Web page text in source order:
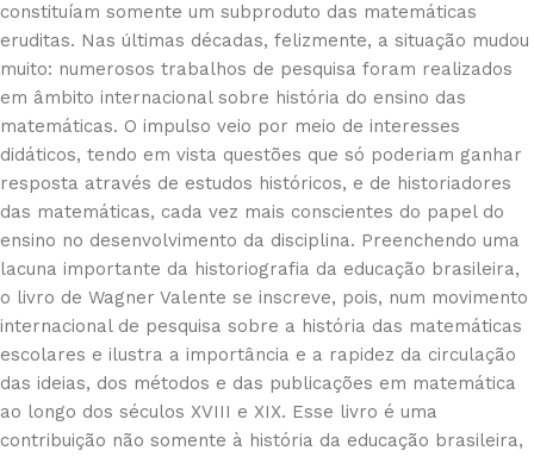
constituíam somente um subproduto das matemáticas
eruditas. Nas últimas décadas, felizmente, a situação mudou
muito: numerosos trabalhos de pesquisa foram realizados
em âmbito internacional sobre história do ensino das
matemáticas. O impulso veio por meio de interesses
didáticos, tendo em vista questões que só poderiam ganhar
resposta através de estudos históricos, e de historiadores
das matemáticas, cada vez mais conscientes do papel do
ensino no desenvolvimento da disciplina. Preenchendo uma
lacuna importante da historiografia da educação brasileira,
o livro de Wagner Valente se inscreve, pois, num movimento
internacional de pesquisa sobre a história das matemáticas
escolares e ilustra a importância e a rapidez da circulação
das ideias, dos métodos e das publicações em matemática
ao longo dos séculos XVIII e XIX. Esse livro é uma
contribuição não somente à história da educação brasileira,